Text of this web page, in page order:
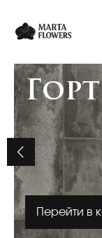
Перейти в